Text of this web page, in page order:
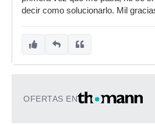
decir como solucionarlo. Mil
OFERTAS EN